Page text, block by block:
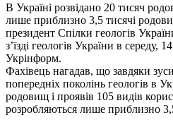
В Україні розвідано 20 тисяч
лише приблизно 3,5 тисячі
президент Спілки геологів
з’їзді геологів України в середу,
Укрінформ.
Фахівець нагадав, що завдяки
попередніх поколінь геологів в
родовищ і проявів 105 видів
розробляються лише приблизно